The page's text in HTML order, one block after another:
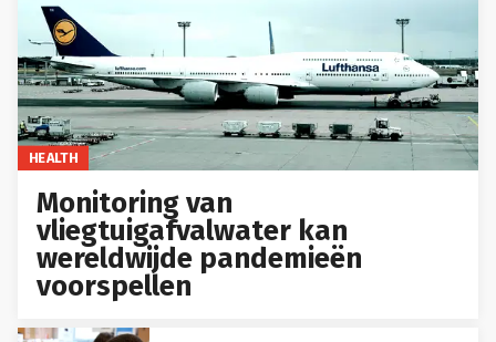
HEALTH
Monitoring van
vliegtuigafvalwater kan
wereldwijde pandemieën
voorspellen